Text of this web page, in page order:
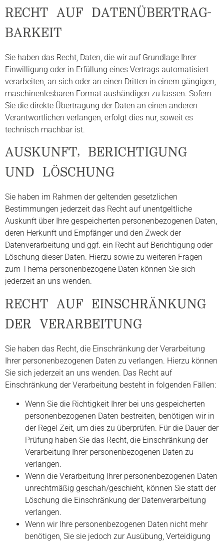
RECHT AUF DATEN­ÜBERTRAG­
BARKEIT
Sie haben das Recht, Daten, die wir auf Grundlage Ihrer
Einwilligung oder in Erfüllung eines Vertrags automatisiert
verarbeiten, an sich oder an einen Dritten in einem gängigen,
maschinenlesbaren Format aushändigen zu lassen. Sofern
Sie die direkte Übertragung der Daten an einen anderen
Verantwortlichen verlangen, erfolgt dies nur, soweit es
technisch machbar ist.
AUSKUNFT, BERICHTIGUNG
UND LÖSCHUNG
Sie haben im Rahmen der geltenden gesetzlichen
Bestimmungen jederzeit das Recht auf unentgeltliche
Auskunft über Ihre gespeicherten personenbezogenen Daten,
deren Herkunft und Empfänger und den Zweck der
Datenverarbeitung und ggf. ein Recht auf Berichtigung oder
Löschung dieser Daten. Hierzu sowie zu weiteren Fragen
zum Thema personenbezogene Daten können Sie sich
jederzeit an uns wenden.
RECHT AUF EINSCHRÄNKUNG
DER VERARBEITUNG
Sie haben das Recht, die Einschränkung der Verarbeitung
Ihrer personenbezogenen Daten zu verlangen. Hierzu können
Sie sich jederzeit an uns wenden. Das Recht auf
Einschränkung der Verarbeitung besteht in folgenden Fällen:
Wenn Sie die Richtigkeit Ihrer bei uns gespeicherten
personenbezogenen Daten bestreiten, benötigen wir in
der Regel Zeit, um dies zu überprüfen. Für die Dauer der
Prüfung haben Sie das Recht, die Einschränkung der
Verarbeitung Ihrer personenbezogenen Daten zu
verlangen.
Wenn die Verarbeitung Ihrer personenbezogenen Daten
unrechtmäßig geschah/geschieht, können Sie statt der
Löschung die Einschränkung der Datenverarbeitung
verlangen.
Wenn wir Ihre personenbezogenen Daten nicht mehr
benötigen, Sie sie jedoch zur Ausübung, Verteidigung